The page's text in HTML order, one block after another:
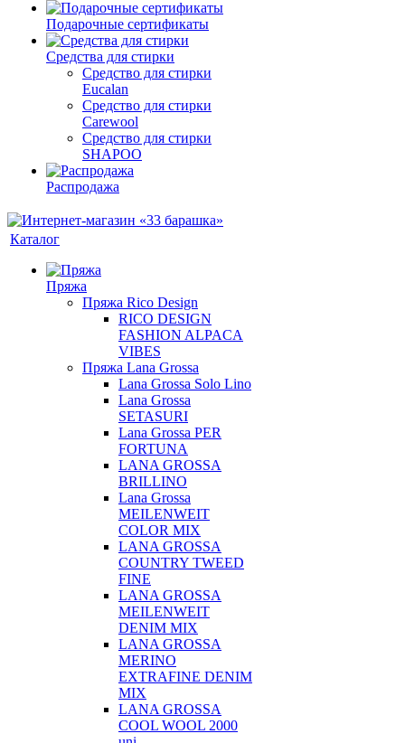
Подарочные сертификаты
Средства для стирки
Средство для стирки
Eucalan
Средство для стирки
Carewool
Средство для стирки
SHAPOO
Распродажа
Каталог
Пряжа
Пряжа Rico Design
RICO DESIGN
FASHION ALPACA
VIBES
Пряжа Lana Grossa
Lana Grossa Solo Lino
Lana Grossa
SETASURI
Lana Grossa PER
FORTUNA
LANA GROSSA
BRILLINO
Lana Grossa
MEILENWEIT
COLOR MIX
LANA GROSSA
COUNTRY TWEED
FINE
LANA GROSSA
MEILENWEIT
DENIM MIX
LANA GROSSA
MERINO
EXTRAFINE DENIM
MIX
LANA GROSSA
COOL WOOL 2000